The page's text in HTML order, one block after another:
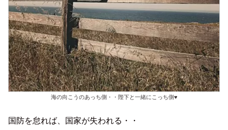
海の向こうのあっち側・・陛下と一緒にこっち側♥
国防を怠れば、国家が失われる・・